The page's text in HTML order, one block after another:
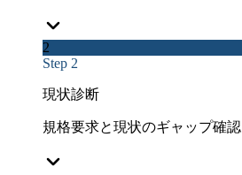
2
Step 2
現状診断
規格要求と現状のギャップ確認